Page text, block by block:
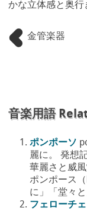
かな立体感と奥行
金管楽器
音楽用語
ポンポーソ
麗に。 発想
華麗さと威
ポンポース
に」「堂々
フェローチェ